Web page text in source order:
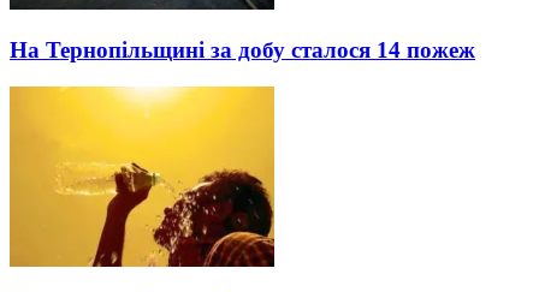
На Тернопільщині за добу сталося 14 пожеж